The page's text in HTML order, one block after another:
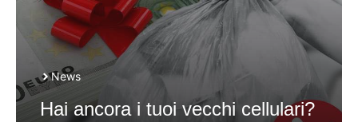
News
Hai ancora i tuoi vecchi cellulari?